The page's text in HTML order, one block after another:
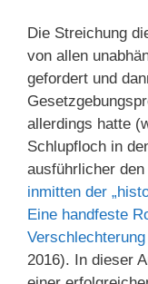
Die Streichung
von allen
gefordert und
allerdings hatte
Schlupfloch in
ausführlicher
inmitten der
Eine handfeste
2016). In dieser